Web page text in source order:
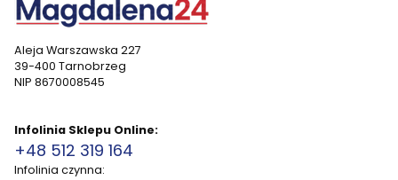
Aleja Warszawska 227
39-400 Tarnobrzeg
NIP 8670008545
Infolinia Sklepu Online:
+48 512 319 164
Infolinia czynna: